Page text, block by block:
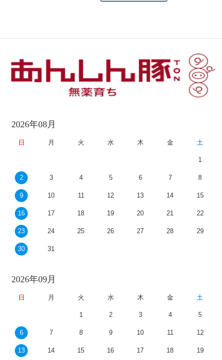
2026年08月
日 月 火 水 木 金 土
1
2 3 4 5 6 7 8
9 10 11 12 13 14 15
16 17 18 19 20 21 22
23 24 25 26 27 28 29
30 31
2026年09月
日 月 火 水 木 金 土
1 2 3 4 5
6 7 8 9 10 11 12
13 14 15 16 17 18 19